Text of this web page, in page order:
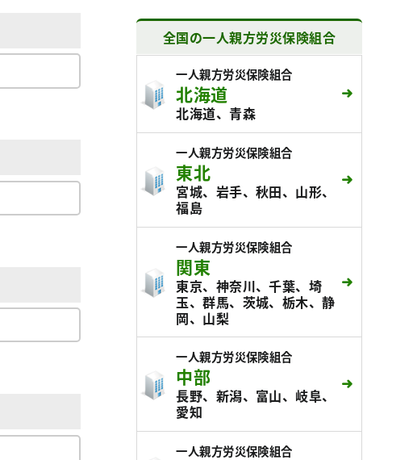
全国の一人親方労災保険組合
一人親方労災保険組合
北海道
北海道、青森
一人親方労災保険組合
東北
宮城、岩手、秋田、山形、
福島
一人親方労災保険組合
関東
東京、神奈川、千葉、埼
玉、群馬、茨城、栃木、静
岡、山梨
一人親方労災保険組合
中部
長野、新潟、富山、岐阜、
愛知
一人親方労災保険組合